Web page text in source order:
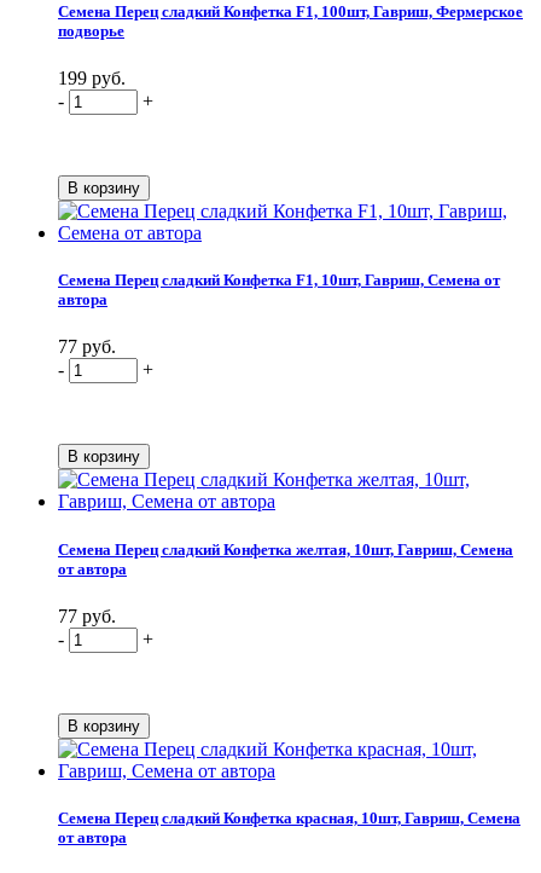
Семена Перец сладкий Конфетка F1, 100шт, Гавриш, Фермерское
подворье
199 руб.
-
+
Семена Перец сладкий Конфетка F1, 10шт, Гавриш, Семена от
автора
77 руб.
-
+
Семена Перец сладкий Конфетка желтая, 10шт, Гавриш, Семена
от автора
77 руб.
-
+
Семена Перец сладкий Конфетка красная, 10шт, Гавриш, Семена
от автора